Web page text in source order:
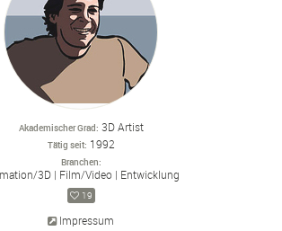
Akademischer Grad 3D Artist
Tätig seit 1992
Branchen
3D Film/Video Entwicklung
19
Impressum